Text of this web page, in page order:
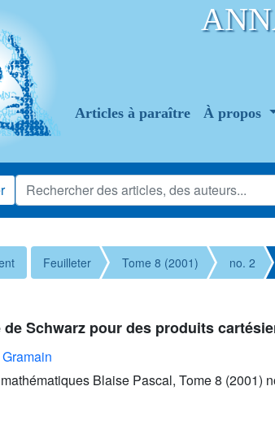
Articles à paraître À propos
Feuilleter Tome 8 (2001) no. 2
de Schwarz pour des produits
Blaise Pascal, Tome 8 (2001)